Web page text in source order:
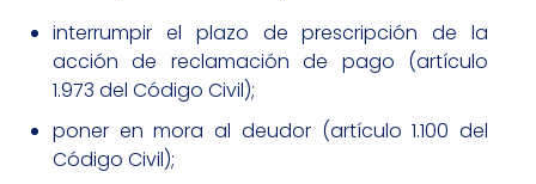
interrumpir el plazo de prescripción de la
acción de reclamación de pago (artículo
1.973 del Código Civil);
poner en mora al deudor (artículo 1.100 del
Código Civil);